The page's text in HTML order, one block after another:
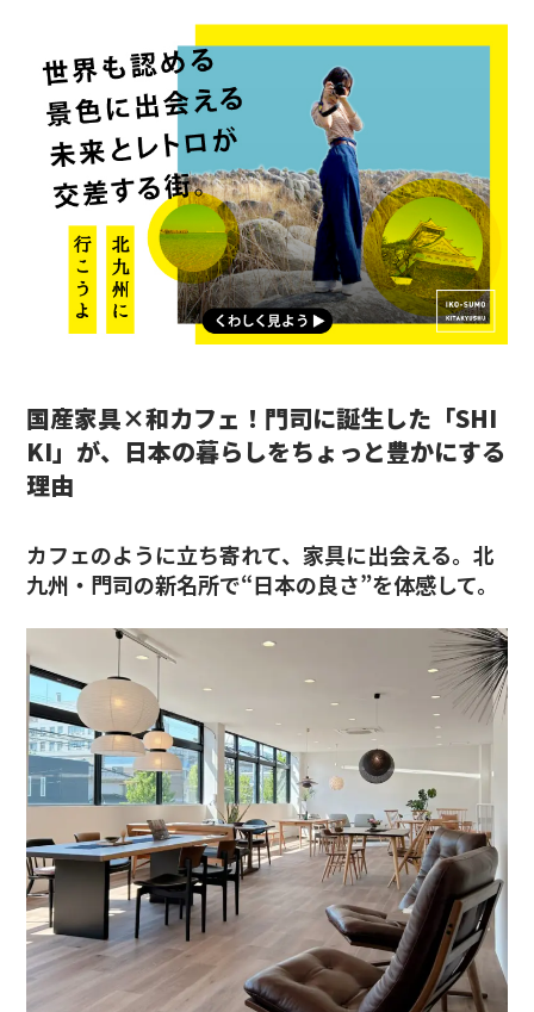
国産家具×和カフェ！門司に誕生した「SHI
KI」が、日本の暮らしをちょっと豊かにする
理由
カフェのように立ち寄れて、家具に出会える。北
九州・門司の新名所で“日本の良さ”を体感して。